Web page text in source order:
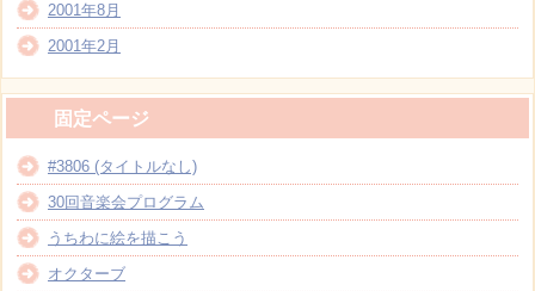
2001年8月
2001年2月
固定ページ
#3806 (タイトルなし)
30回音楽会プログラム
うちわに絵を描こう
オクターブ